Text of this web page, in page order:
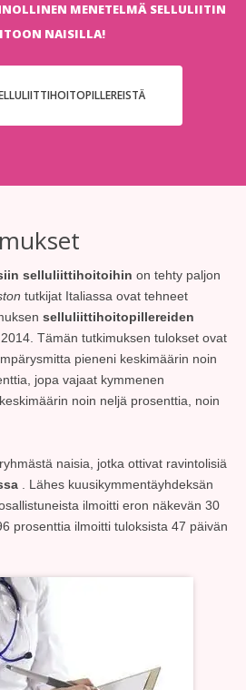
MENETELMÄ SELLULIITIN
NAISILLA!
selluliittihoitoihin on tehty paljon
tutkijat Italiassa ovat tehneet
selluliittihoitopillereiden
Tämän tutkimuksen tulokset ovat
pieneni keskimäärin noin
jopa vajaat kymmenen
noin neljä prosenttia, noin
naisia, jotka ottivat ravintolisiä
. Lähes kuusikymmentäyhdeksän
ilmoitti eron näkevän 30
prosenttia ilmoitti tuloksista 47 päivän